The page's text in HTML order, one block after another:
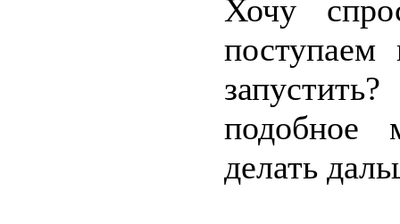
Хочу
подобное
делать